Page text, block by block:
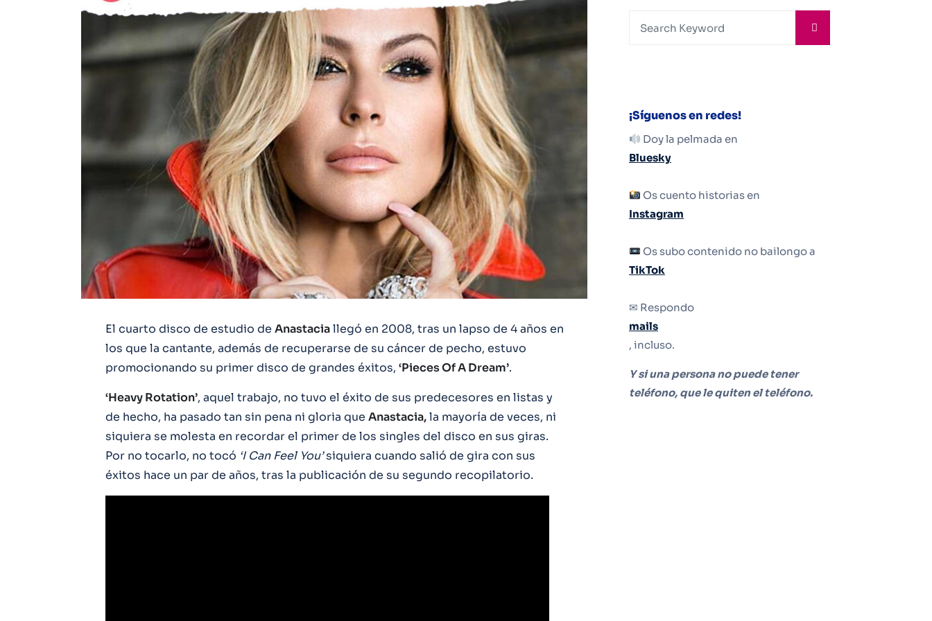
El cuarto disco de estudio de Anastaciallegó en 2008, tras un lapso de 4 años en
los que la cantante, además de recuperarse de su cáncer de pecho, estuvo
promocionando su primer disco de grandes éxitos, ‘Pieces Of A Dream’.
‘Heavy Rotation’, aquel trabajo, no tuvo el éxito de sus predecesores en listas y
de hecho, ha pasado tan sin pena ni gloria que Anastacia,la mayoría de veces, ni
siquiera se molesta en recordar el primer de los singles del disco en sus giras.
Por no tocarlo, no tocó ‘I Can Feel You’siquiera cuando salió de gira con sus
éxitos hace un par de años, tras la publicación de su segundo recopilatorio.
¡Síguenos en redes!
Doy la pelmada en
Bluesky
Os cuento historias en
Instagram
Os subo contenido no bailongo a
TikTok
✉ Respondo
mails
, incluso.
Y si una persona no puede tener
teléfono, que le quiten el teléfono.